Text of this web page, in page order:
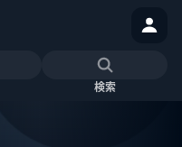
検索